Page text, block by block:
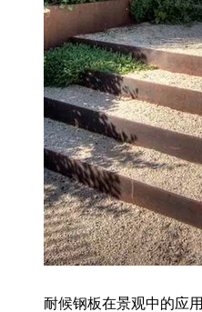
耐候钢板在景观中的应用